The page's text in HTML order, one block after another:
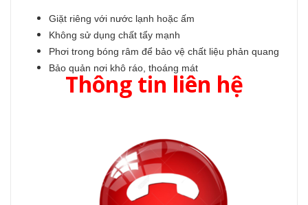
Giặt riêng với nước lạnh hoặc ấm
Không sử dụng chất tẩy mạnh
Phơi trong bóng râm để bảo vệ chất liệu phản quang
Bảo quản nơi khô ráo, thoáng mát
Thông tin liên hệ